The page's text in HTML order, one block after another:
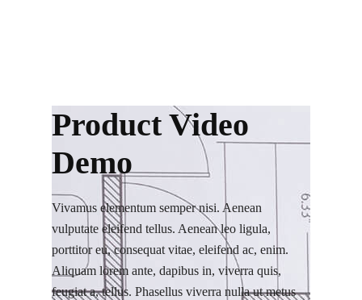
Product Video
Demo
Vivamus elementum semper nisi. Aenean
vulputate eleifend tellus. Aenean leo ligula,
porttitor eu, consequat vitae, eleifend ac, enim.
Aliquam lorem ante, dapibus in, viverra quis,
feugiat a, tellus. Phasellus viverra nulla ut metus